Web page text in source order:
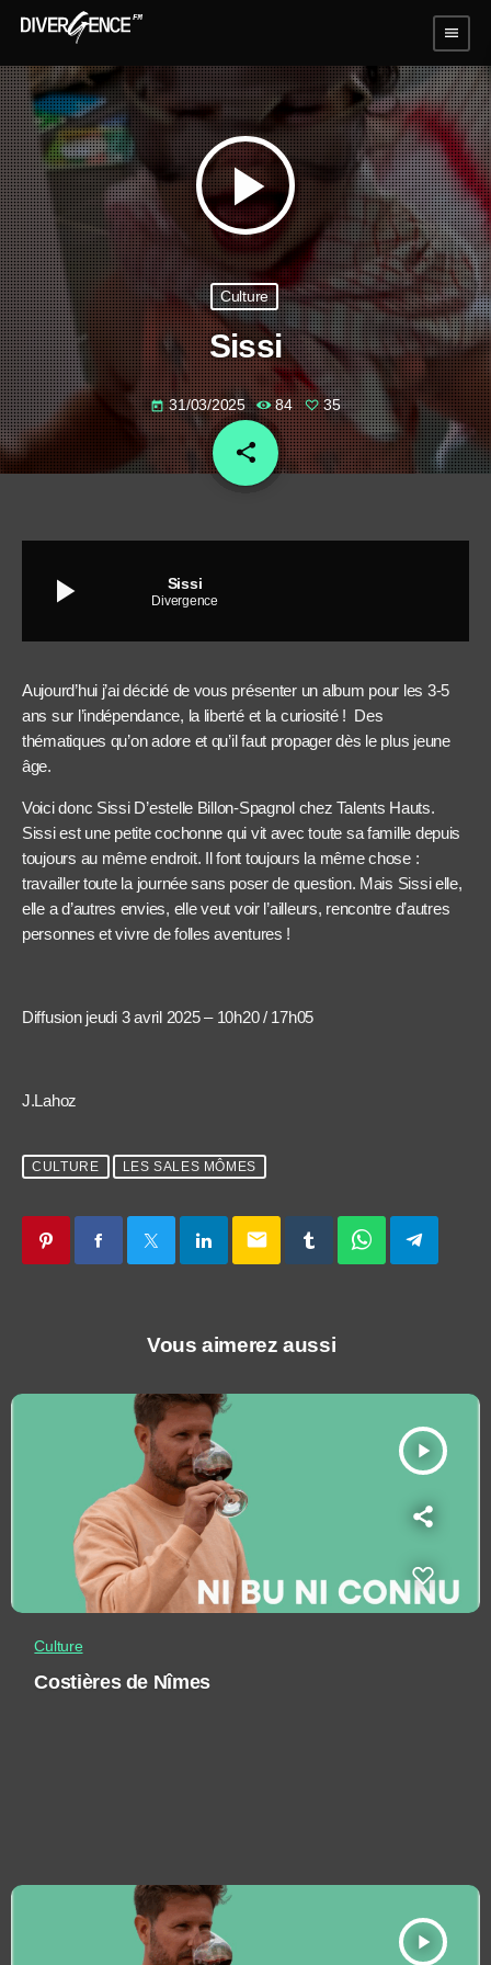
menu
play_arrow
Culture
Sissi
today 31/03/2025 84 35
share
email
play_arrow Sissi
Divergence
Aujourd’hui j’ai décidé de vous présenter un album pour les 3-5
ans sur l’indépendance, la liberté et la curiosité ! Des
thématiques qu’on adore et qu’il faut propager dès le plus jeune
âge.
Voici donc Sissi D’estelle Billon-Spagnol chez Talents Hauts.
Sissi est une petite cochonne qui vit avec toute sa famille depuis
toujours au même endroit. Il font toujours la même chose :
travailler toute la journée sans poser de question. Mais Sissi elle,
elle a d’autres envies, elle veut voir l’ailleurs, rencontre d’autres
personnes et vivre de folles aventures !
Diffusion jeudi 3 avril 2025 – 10h20 / 17h05
J.Lahoz
CULTURE LES SALES MÔMES
email
Vous aimerez aussi
play_arrow
Culture
Costières de Nîmes
play_arrow